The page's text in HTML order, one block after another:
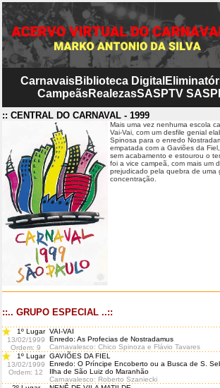
CarnavaisBiblioteca Digital
CampeãsRealezasSASPTV SASP
:: CENTRAL DO CARNAVAL - 1999
Mais uma vez nenhuma escola
Vai-Vai, com um desfile genial
Spinosa para o enredo
empatada com a Gaviões da
sem acabamento e estourou o
foi a vice campeã, com mais um
prejudicado pela quebra de uma
concentração.
::.. GRUPO ESPECIAL ..::
1º Lugar
13/02/1999
Ordem: 9
VAI-VAI
Enredo: As Profecias de Nostradamus
Carnavalesco: Chico Spinoza e Flávio Tavares
1º Lugar
13/02/1999
Ordem: 12
GAVIÕES DA FIEL
Enredo: O Príncipe Encoberto ou a Busca de S.
Ilha de São Luiz do Maranhão
Carnavalesco: Roberto Szaniecki